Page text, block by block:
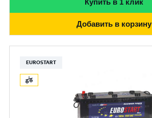
Купить в 1 клик
Добавить в корзину
EUROSTART